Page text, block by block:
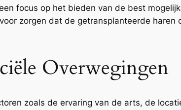
focus op het bieden van de best
zorgen dat de getransplanteerde haren
Overwegingen
zoals de ervaring van de arts, de